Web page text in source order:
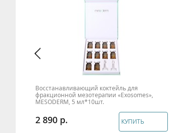
Восстанавливающий коктейль для
фракционной мезотерапии «Exosomes»,
MESODERM, 5 мл*10шт.
2 890 КУПИТЬ